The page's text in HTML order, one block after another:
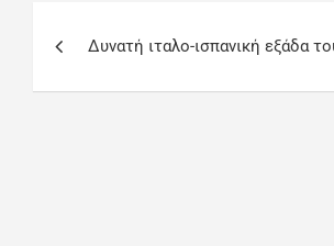
Δυνατή ιταλο-ισπανική εξάδα